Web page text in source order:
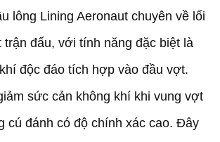
Lining Aeronaut chuyên về lối
trận đấu, với tính năng đặc biệt là
độc đáo tích hợp vào đầu vợt.
sức cản không khí khi vung vợt
cú đánh có độ chính xác cao. Đây